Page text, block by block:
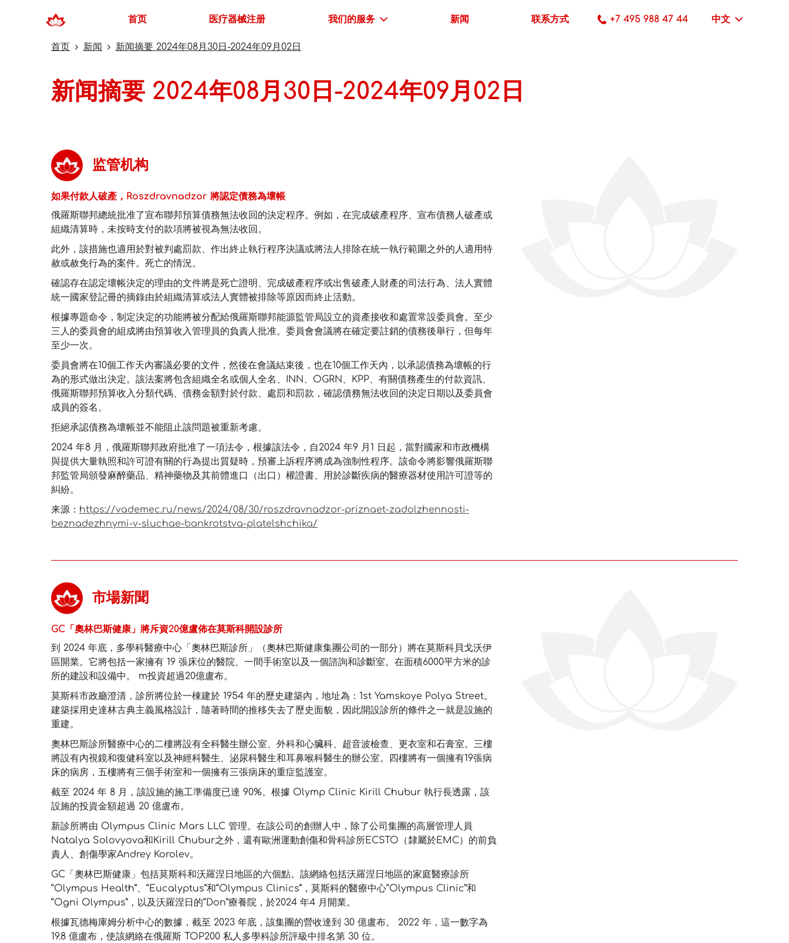
首页 医疗器械注册 我们的服务 新闻 联系方式 +7 495 988 47 44 中文
首页 新闻 新闻摘要 2024年08月30日-2024年09月02日
新闻摘要 2024年08月30日-2024年09月02日
监管机构
如果付款人破產，Roszdravnadzor 將認定債務為壞帳
俄羅斯聯邦總統批准了宣布聯邦預算債務無法收回的決定程序。例如，在完成破產程序、宣布債務人破產或
組織清算時，未按時支付的款項將被視為無法收回。
此外，該措施也適用於對被判處罰款、作出終止執行程序決議或將法人排除在統一執行範圍之外的人適用特
赦或赦免行為的案件。死亡的情況。
確認存在認定壞帳決定的理由的文件將是死亡證明、完成破產程序或出售破產人財產的司法行為、法人實體
統一國家登記冊的摘錄由於組織清算或法人實體被排除等原因而終止活動。
根據專題命令，制定決定的功能將被分配給俄羅斯聯邦能源監管局設立的資產接收和處置常設委員會。至少
三人的委員會的組成將由預算收入管理員的負責人批准。委員會會議將在確定要註銷的債務後舉行，但每年
至少一次。
委員會將在10個工作天內審議必要的文件，然後在會議結束後，也在10個工作天內，以承認債務為壞帳的行
為的形式做出決定。該法案將包含組織全名或個人全名、INN、OGRN、KPP、有關債務產生的付款資訊、
俄羅斯聯邦預算收入分類代碼、債務金額對於付款、處罰和罰款，確認債務無法收回的決定日期以及委員會
成員的簽名。
拒絕承認債務為壞帳並不能阻止該問題被重新考慮。
2024 年8 月，俄羅斯聯邦政府批准了一項法令，根據該法令，自2024 年9 月1 日起，當對國家和市政機構
與提供大量執照和許可證有關的行為提出質疑時，預審上訴程序將成為強制性程序。該命令將影響俄羅斯聯
邦監管局頒發麻醉藥品、精神藥物及其前體進口（出口）權證書、用於診斷疾病的醫療器材使用許可證等的
糾紛。
来源： https://vademec.ru/news/2024/08/30/roszdravnadzor-priznaet-zadolzhennosti-
beznadezhnymi-v-sluchae-bankrotstva-platelshchika/
市場新聞
GC「奧林巴斯健康」將斥資20億盧佈在莫斯科開設診所
到 2024 年底，多學科醫療中心「奧林巴斯診所」（奧林巴斯健康集團公司的一部分）將在莫斯科貝戈沃伊
區開業。它將包括一家擁有 19 張床位的醫院、一間手術室以及一個諮詢和診斷室。在面積6000平方米的診
所的建設和設備中。 m投資超過20億盧布。
莫斯科市政廳澄清，診所將位於一棟建於 1954 年的歷史建築內，地址為：1st Yamskoye Polya Street。
建築採用史達林古典主義風格設計，隨著時間的推移失去了歷史面貌，因此開設診所的條件之一就是設施的
重建。
奧林巴斯診所醫療中心的二樓將設有全科醫生辦公室、外科和心臟科、超音波檢查、更衣室和石膏室。三樓
將設有內視鏡和復健科室以及神經科醫生、泌尿科醫生和耳鼻喉科醫生的辦公室。四樓將有一個擁有19張病
床的病房，五樓將有三個手術室和一個擁有三張病床的重症監護室。
截至 2024 年 8 月，該設施的施工準備度已達 90%。根據 Olymp Clinic Kirill Chubur 執行長透露，該
設施的投資金額超過 20 億盧布。
新診所將由 Olympus Clinic Mars LLC 管理。在該公司的創辦人中，除了公司集團的高層管理人員
Natalya Solovyova和Kirill Chubur之外，還有歐洲運動創傷和骨科診所ECSTO（隸屬於EMC）的前負
責人、創傷學家Andrey Korolev。
GC「奧林巴斯健康」包括莫斯科和沃羅涅日地區的六個點。該網絡包括沃羅涅日地區的家庭醫療診所
“Olympus Health”、“Eucalyptus”和“Olympus Clinics”，莫斯科的醫療中心“Olympus Clinic”和
“Ogni Olympus”，以及沃羅涅日的“Don”療養院，於2024 年4 月開業。
根據瓦德梅庫姆分析中心的數據，截至 2023 年底，該集團的營收達到 30 億盧布。 2022 年，這一數字為
19.8 億盧布，使該網絡在俄羅斯 TOP200 私人多學科診所評級中排名第 30 位。